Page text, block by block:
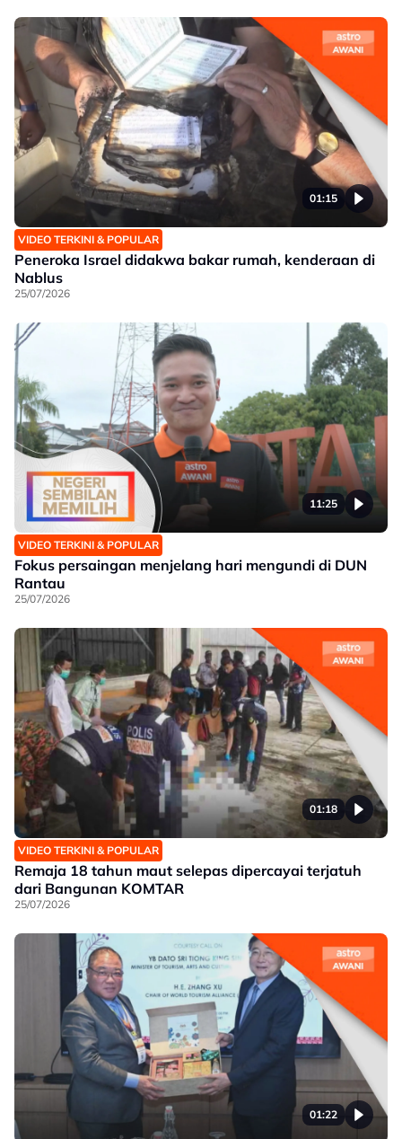
01:15
VIDEO TERKINI & POPULAR
Peneroka Israel didakwa bakar rumah, kenderaan di
Nablus
25/07/2026
11:25
VIDEO TERKINI & POPULAR
Fokus persaingan menjelang hari mengundi di DUN
Rantau
25/07/2026
01:18
VIDEO TERKINI & POPULAR
Remaja 18 tahun maut selepas dipercayai terjatuh
dari Bangunan KOMTAR
25/07/2026
01:22